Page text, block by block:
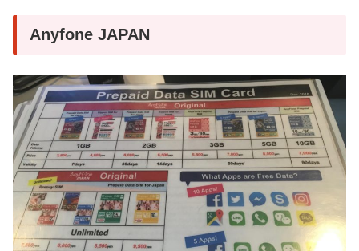
Anyfone JAPAN